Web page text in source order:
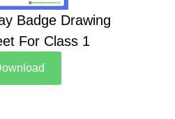
Badge Drawing
For Class 1